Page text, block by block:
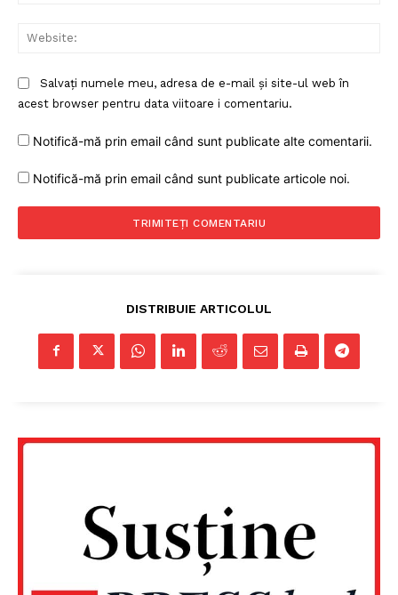
Salvați numele meu, adresa de e-mail și site-ul web în
acest browser pentru data viitoare i comentariu.
Notifică-mă prin email când sunt publicate alte comentarii.
Notifică-mă prin email când sunt publicate articole noi.
DISTRIBUIE ARTICOLUL